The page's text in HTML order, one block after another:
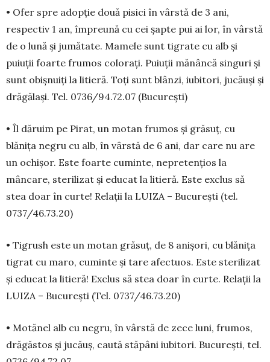
• Ofer spre adopție două pisici în vârstă de 3 ani,
respectiv 1 an, împreună cu cei șapte pui ai lor, în vârstă
de o lună și jumătate. Mamele sunt tigrate cu alb și
puiuții foarte frumos co­lorați. Puiuții mănâncă singuri și
sunt obișnuiți la litieră. Toți sunt blânzi, iubitori, jucăuși și
drăgălași. Tel. 0736/94.72.07 (București)
• Îl dăruim pe Pirat, un motan frumos și gră­suț, cu
blănița negru cu alb, în vârstă de 6 ani, dar care nu are
un ochișor. Este foarte cu­minte, nepretențios la
mâncare, sterilizat și edu­cat la litieră. Este exclus să
stea doar în curte! Relații la LUIZA – București (tel.
0737/46.73.20)
• Tigrush este un motan grăsuț, de 8 ani­șori, cu blănița
tigrat cu maro, cuminte și tare afectuos. Este sterilizat
și educat la litieră! Exclus să stea doar în curte. Relații la
LUIZA – București (Tel. 0737/46.73.20)
• Motănel alb cu negru, în vârstă de zece luni, frumos,
drăgăstos și jucăuș, caută stăpâni iubitori. București, tel.